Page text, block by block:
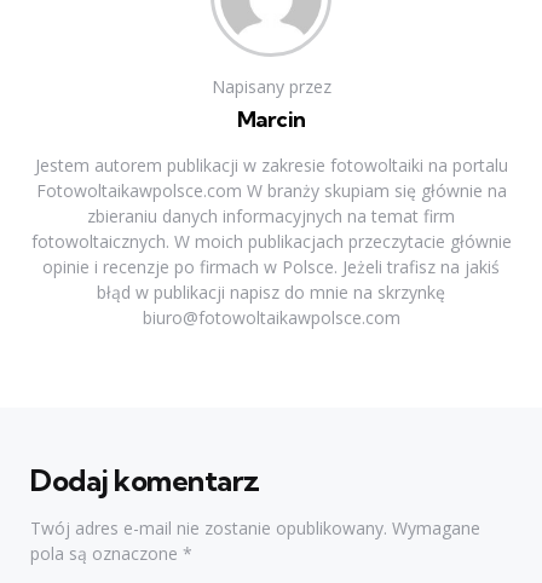
Napisany przez
Marcin
Jestem autorem publikacji w zakresie fotowoltaiki na portalu
Fotowoltaikawpolsce.com W branży skupiam się głównie na
zbieraniu danych informacyjnych na temat firm
fotowoltaicznych. W moich publikacjach przeczytacie głównie
opinie i recenzje po firmach w Polsce. Jeżeli trafisz na jakiś
błąd w publikacji napisz do mnie na skrzynkę
biuro@fotowoltaikawpolsce.com
Dodaj komentarz
Twój adres e-mail nie zostanie opublikowany. Wymagane
pola są oznaczone *